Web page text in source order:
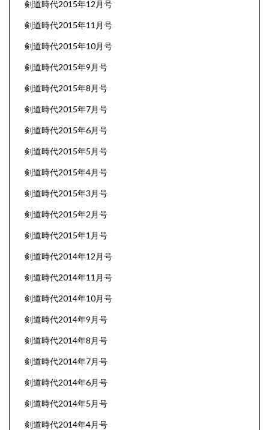
剣道時代2015年12月号
剣道時代2015年11月号
剣道時代2015年10月号
剣道時代2015年9月号
剣道時代2015年8月号
剣道時代2015年7月号
剣道時代2015年6月号
剣道時代2015年5月号
剣道時代2015年4月号
剣道時代2015年3月号
剣道時代2015年2月号
剣道時代2015年1月号
剣道時代2014年12月号
剣道時代2014年11月号
剣道時代2014年10月号
剣道時代2014年9月号
剣道時代2014年8月号
剣道時代2014年7月号
剣道時代2014年6月号
剣道時代2014年5月号
剣道時代2014年4月号